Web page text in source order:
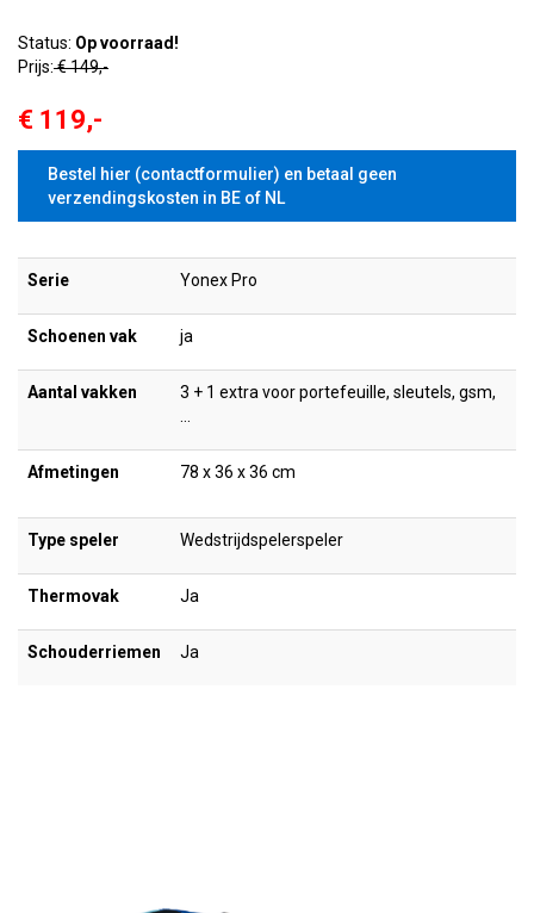
Status: Op voorraad!
Prijs:€ 149,-
€ 119,-
Bestel hier (contactformulier) en betaal geen
verzendingskosten in BE of NL
Serie Yonex Pro
Schoenen vak ja
Aantal vakken
3 + 1 extra voor portefeuille, sleutels, gsm,
Afmetingen 78 x 36 x 36 cm
Type speler Wedstrijdspelerspeler
Thermovak Ja
Schouderriemen Ja